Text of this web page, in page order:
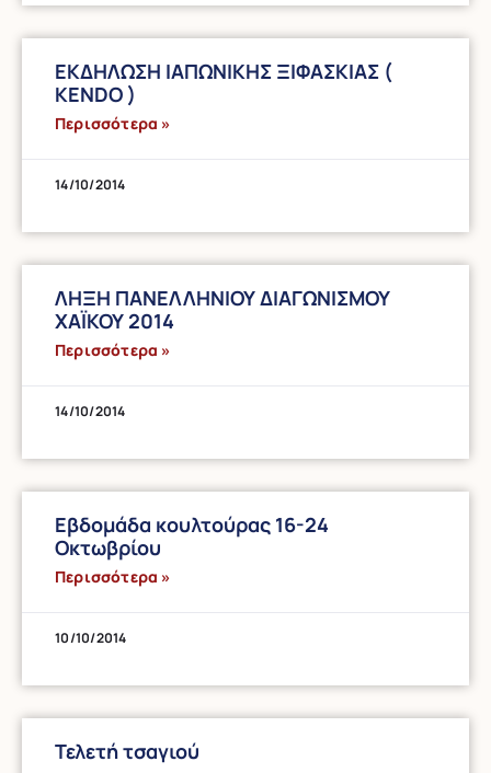
ΕΚΔΗΛΩΣΗ ΙΑΠΩΝΙΚΗΣ ΞΙΦΑΣΚΙΑΣ (
KENDO )
Περισσότερα »
14/10/2014
ΛΗΞΗ ΠΑΝΕΛΛΗΝΙΟΥ ΔΙΑΓΩΝΙΣΜΟΥ
ΧΑΪΚΟΥ 2014
Περισσότερα »
14/10/2014
Εβδομάδα κουλτούρας 16-24
Οκτωβρίου
Περισσότερα »
10/10/2014
Τελετή τσαγιού